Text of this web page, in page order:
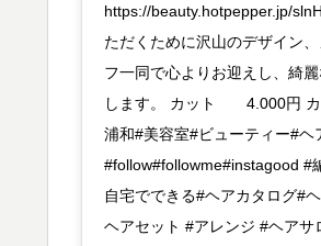
https://beauty.hotpepper.jp/
ただくために沢山のデザイン
フ一同で心よりお迎えし、綺
します。 カット 4.000円
浦和#美容室#ビューティー#
#follow#followme#instagood #
自宅でできる#ヘアカタログ#
ヘアセット #アレンジ #ヘア